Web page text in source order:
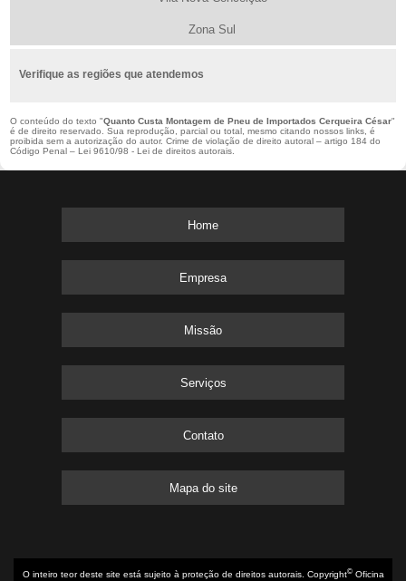
Zona Sul
Verifique as regiões que atendemos
O conteúdo do texto "Quanto Custa Montagem de Pneu de Importados Cerqueira César"
é de direito reservado. Sua reprodução, parcial ou total, mesmo citando nossos links, é
proibida sem a autorização do autor. Crime de violação de direito autoral – artigo 184 do
Código Penal –Lei 9610/98 - Lei de direitos autorais
Home
Empresa
Missão
Serviços
Contato
Mapa do site
O inteiro teor deste site está sujeito à proteção de direitos autorais. Copyright©Oficina